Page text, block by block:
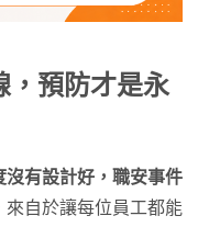
，預防才是永
沒有設計好，職安事件
來自於讓每位員工都能